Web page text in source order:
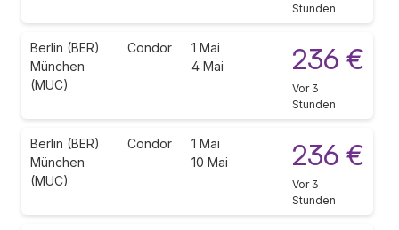
Stunden
Berlin (BER)
München
(MUC)
Condor
1 Mai
4 Mai
236 €
Vor 3
Stunden
Berlin (BER)
München
(MUC)
Condor
1 Mai
10 Mai
236 €
Vor 3
Stunden